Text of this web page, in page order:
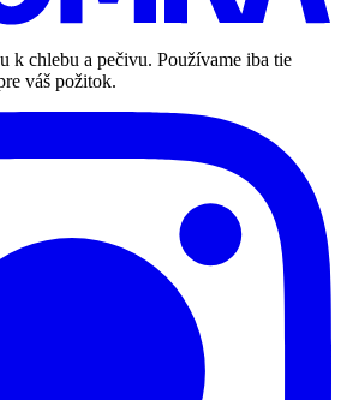
k chlebu a pečivu. Používame iba tie
váš požitok.